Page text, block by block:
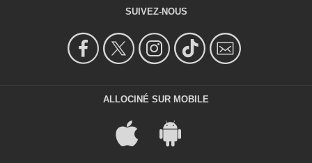
SUIVEZ-NOUS
ALLOCINÉ SUR MOBILE